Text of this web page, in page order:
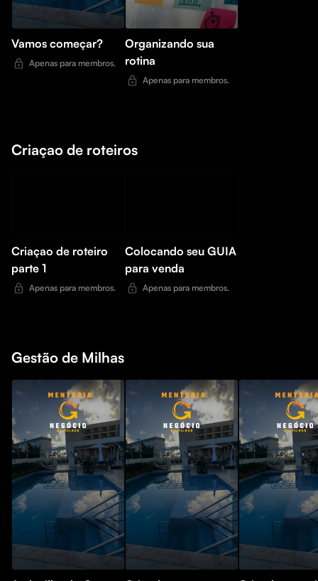
Vamos começar?
Apenas para membros.
Organizando sua
rotina
Apenas para membros.
Criaçao de roteiros
Criaçao de roteiro
parte 1
Apenas para membros.
Colocando seu GUIA
para venda
Apenas para membros.
Gestão de Milhas